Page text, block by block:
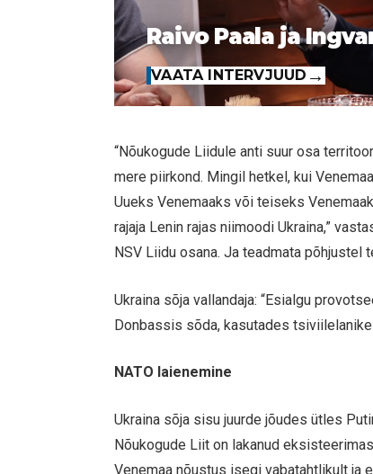
Raivo Paala ja
VAATA INTERVJUUD
“Nõukogude Liidule anti suur osa
mere piirkond. Mingil hetkel, kui
Uueks Venemaaks või teiseks
rajaja Lenin rajas niimoodi Ukraina,”
NSV Liidu osana. Ja teadmata
Ukraina sõja vallandaja: “Esialgu
Donbassis sõda, kasutades
NATO laienemine
Ukraina sõja sisu juurde jõudes ütles
Nõukogude Liit on lakanud
Venemaa nõustus isegi vabatahtlikult ja